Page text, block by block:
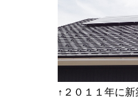
↑２０１１年に